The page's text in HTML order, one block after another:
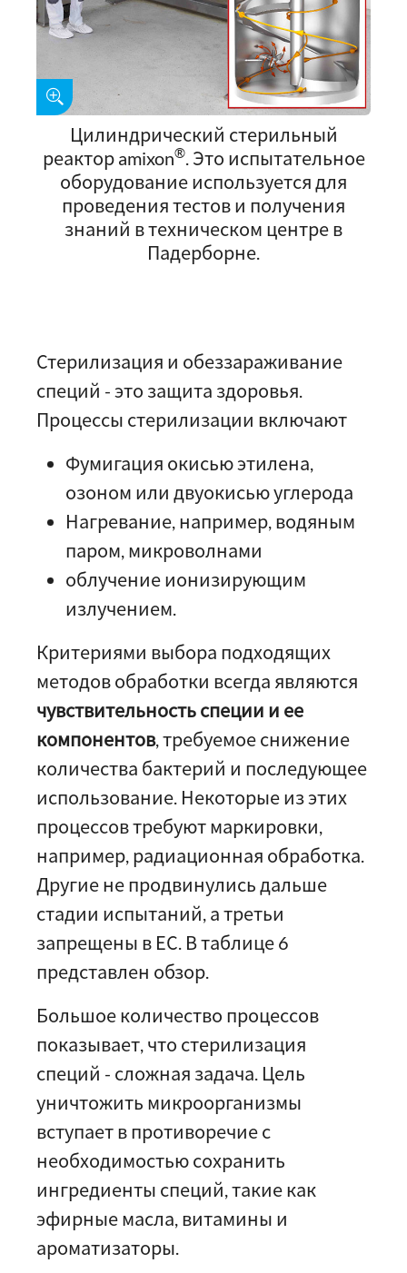
Цилиндрический стерильный
реактор amixon®. Это испытательное
оборудование используется для
проведения тестов и получения
знаний в техническом центре в
Падерборне.
Стерилизация и обеззараживание
специй - это защита здоровья.
Процессы стерилизации включают
Фумигация окисью этилена,
озоном или двуокисью углерода
Нагревание, например, водяным
паром, микроволнами
облучение ионизирующим
излучением.
Критериями выбора подходящих
методов обработки всегда являются
чувствительность специи и ее
компонентов, требуемое снижение
количества бактерий и последующее
использование. Некоторые из этих
процессов требуют маркировки,
например, радиационная обработка.
Другие не продвинулись дальше
стадии испытаний, а третьи
запрещены в ЕС. В таблице 6
представлен обзор.
Большое количество процессов
показывает, что стерилизация
специй - сложная задача. Цель
уничтожить микроорганизмы
вступает в противоречие с
необходимостью сохранить
ингредиенты специй, такие как
эфирные масла, витамины и
ароматизаторы.